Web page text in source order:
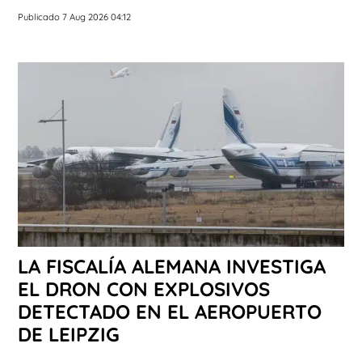
Publicado 7 Aug 2026 04:12
LA FISCALÍA ALEMANA INVESTIGA
EL DRON CON EXPLOSIVOS
DETECTADO EN EL AEROPUERTO
DE LEIPZIG